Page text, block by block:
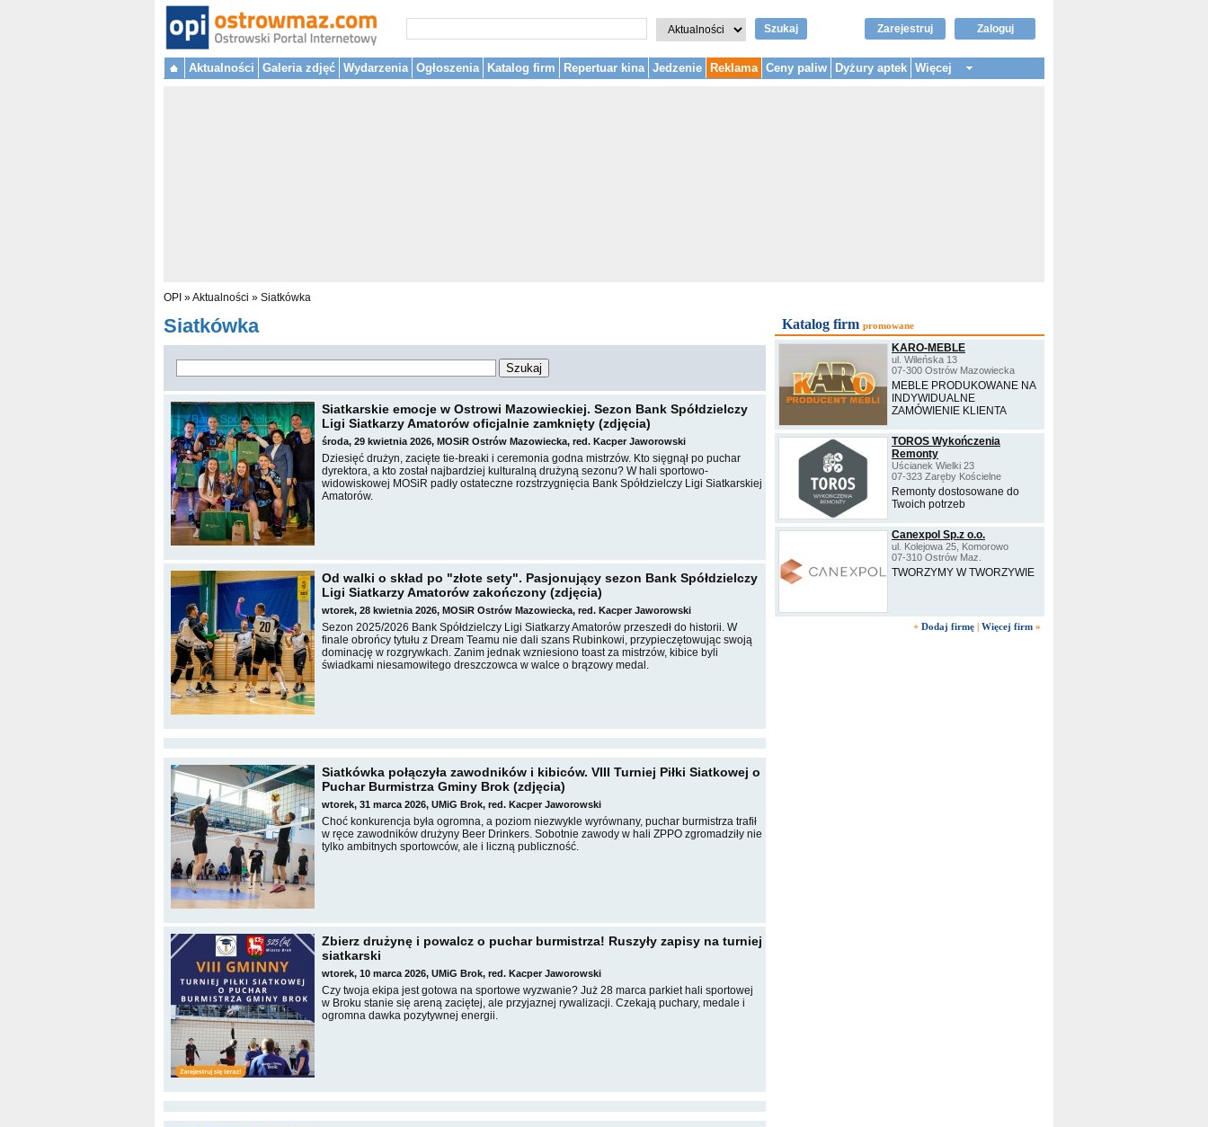
Szukaj Zaloguj
Zarejestruj
Aktualności Galeria zdjęć Wydarzenia Ogłoszenia Katalog firm Repertuar kina Jedzenie Reklama Ceny paliw Dyżury aptek Więcej
OPI »Aktualności » Siatkówka
Siatkówka
Siatkarskie emocje w Ostrowi Mazowieckiej. Sezon Bank Spółdzielczy
Ligi Siatkarzy Amatorów oficjalnie zamknięty (zdjęcia)
środa, 29 kwietnia 2026, MOSiR Ostrów Mazowiecka, red. Kacper Jaworowski
Dziesięć drużyn, zacięte tie-breaki i ceremonia godna mistrzów. Kto sięgnął po puchar
dyrektora, a kto został najbardziej kulturalną drużyną sezonu? W hali sportowo-
widowiskowej MOSiR padły ostateczne rozstrzygnięcia Bank Spółdzielczy Ligi Siatkarskiej
Amatorów.
Od walki o skład po "złote sety". Pasjonujący sezon Bank Spółdzielczy
Ligi Siatkarzy Amatorów zakończony (zdjęcia)
wtorek, 28 kwietnia 2026, MOSiR Ostrów Mazowiecka, red. Kacper Jaworowski
Sezon 2025/2026 Bank Spółdzielczy Ligi Siatkarzy Amatorów przeszedł do historii. W
finale obrońcy tytułu z Dream Teamu nie dali szans Rubinkowi, przypieczętowując swoją
dominację w rozgrywkach. Zanim jednak wzniesiono toast za mistrzów, kibice byli
świadkami niesamowitego dreszczowca w walce o brązowy medal.
Siatkówka połączyła zawodników i kibiców. VIII Turniej Piłki Siatkowej o
Puchar Burmistrza Gminy Brok (zdjęcia)
wtorek, 31 marca 2026, UMiG Brok, red. Kacper Jaworowski
Choć konkurencja była ogromna, a poziom niezwykle wyrównany, puchar burmistrza trafił
w ręce zawodników drużyny Beer Drinkers. Sobotnie zawody w hali ZPPO zgromadziły nie
tylko ambitnych sportowców, ale i liczną publiczność.
Zbierz drużynę i powalcz o puchar burmistrza! Ruszyły zapisy na turniej
siatkarski
wtorek, 10 marca 2026, UMiG Brok, red. Kacper Jaworowski
Czy twoja ekipa jest gotowa na sportowe wyzwanie? Już 28 marca parkiet hali sportowej
w Broku stanie się areną zaciętej, ale przyjaznej rywalizacji. Czekają puchary, medale i
ogromna dawka pozytywnej energii.
Katalog firm promowane
KARO-MEBLE
ul. Wileńska 13
07-300 Ostrów Mazowiecka
MEBLE PRODUKOWANE NA
INDYWIDUALNE
ZAMÓWIENIE KLIENTA
TOROS Wykończenia
Remonty
Uścianek Wielki 23
07-323 Zaręby Kościelne
Remonty dostosowane do
Twoich potrzeb
Canexpol Sp.z o.o.
ul. Kolejowa 25, Komorowo
07-310 Ostrów Maz.
TWORZYMY W TWORZYWIE
+ Dodaj firmę | Więcej firm »